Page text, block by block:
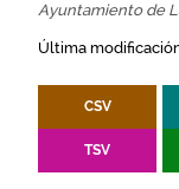
Ayuntamiento de
Última
CSV
TSV